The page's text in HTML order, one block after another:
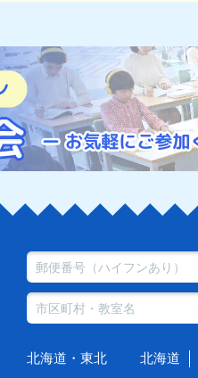
北海道・東北 北海道